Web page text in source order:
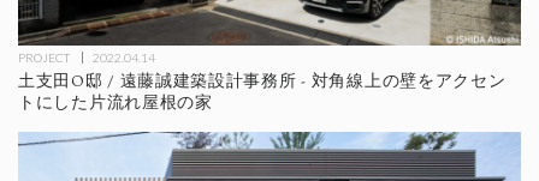
PROJECT 2022.04.14
土支田О邸 / 遠藤誠建築設計事務所 - 対角線上の壁をアクセン
トにした片流れ屋根の家